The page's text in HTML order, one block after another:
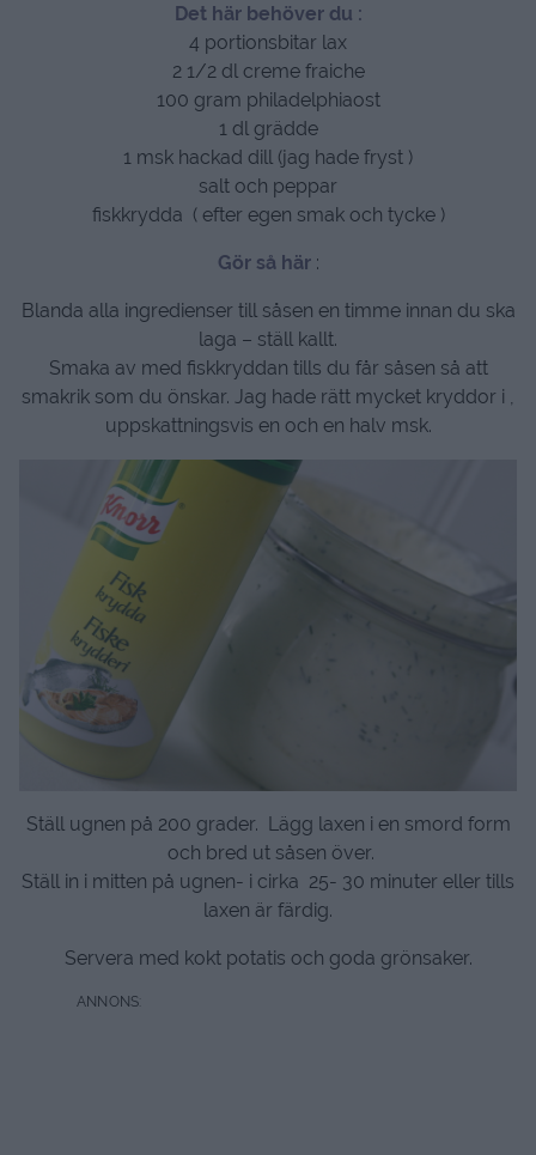
Det här behöver du :
4 portionsbitar lax
2 1/2 dl creme fraiche
100 gram philadelphiaost
1 dl grädde
1 msk hackad dill (jag hade fryst )
salt och peppar
fiskkrydda ( efter egen smak och tycke )
Gör så här:
Blanda alla ingredienser till såsen en timme innan du ska
laga – ställ kallt.
Smaka av med fiskkryddan tills du får såsen så att
smakrik som du önskar. Jag hade rätt mycket kryddor i ,
uppskattningsvis en och en halv msk.
Ställ ugnen på 200 grader. Lägg laxen i en smord form
och bred ut såsen över.
Ställ in i mitten på ugnen- i cirka 25- 30 minuter eller tills
laxen är färdig.
Servera med kokt potatis och goda grönsaker.